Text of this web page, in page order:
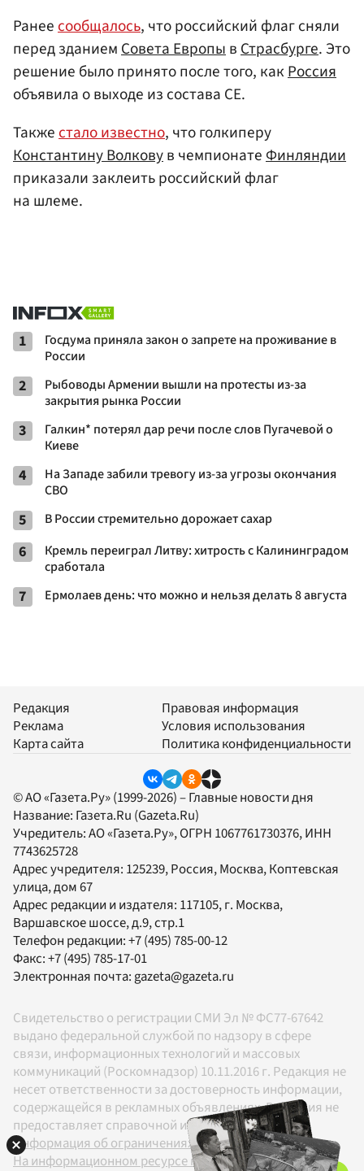
Ранеесообщалось, что российский флаг сняли
перед зданиемСовета ЕвропывСтрасбурге. Это
решение было принято после того, какРоссия
объявила о выходе из состава СЕ.
Такжестало известно, что голкиперу
Константину Волковув чемпионатеФинляндии
приказали заклеить российский флаг
на шлеме.
1
Госдума приняла закон о запрете на проживание в
России
2
Рыбоводы Армении вышли на протесты из-за
закрытия рынка России
3
Галкин* потерял дар речи после слов Пугачевой о
Киеве
4
На Западе забили тревогу из-за угрозы окончания
СВО
5 В России стремительно дорожает сахар
6
Кремль переиграл Литву: хитрость с Калининградом
сработала
7 Ермолаев день: что можно и нельзя делать 8 августа
Редакция
Реклама
Карта сайта
Правовая информация
Условия использования
Политика конфиденциальности
© АО «Газета.Ру» (1999-2026) – Главные новости дня
Название: Газета.Ru (Gazeta.Ru)
Учредитель:АО «Газета.Ру», ОГРН 1067761730376, ИНН
7743625728
Адрес учредителя: 125239, Россия, Москва, Коптевская
улица, дом 67
Адрес редакции и издателя: 117105, г. Москва,
Варшавское шоссе, д.9, стр.1
Телефон редакции:+7 (495) 785-00-12
Факс:+7 (495) 785-17-01
Электронная почта:gazeta@gazeta.ru
Свидетельство о регистрации СМИ Эл № ФС77-67642
выдано федеральной службой по надзору в сфере
связи, информационных технологий и массовых
коммуникаций (Роскомнадзор) 10.11.2016 г. Редакция не
несет ответственности за достоверность информации,
содержащейся в рекламных объявлениях. Редакция не
предоставляет справочной информации.
Информация об ограничениях
На информационном ресурсе применяются